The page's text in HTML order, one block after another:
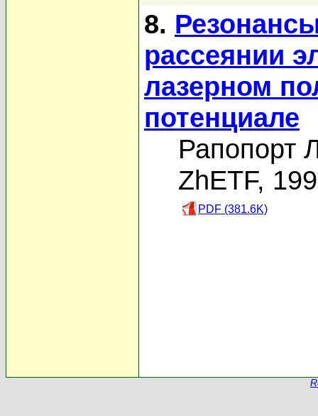
8.
рассеянии
лазерном
потенциале
Рапопорт
ZhETF,
PDF (381.6K)